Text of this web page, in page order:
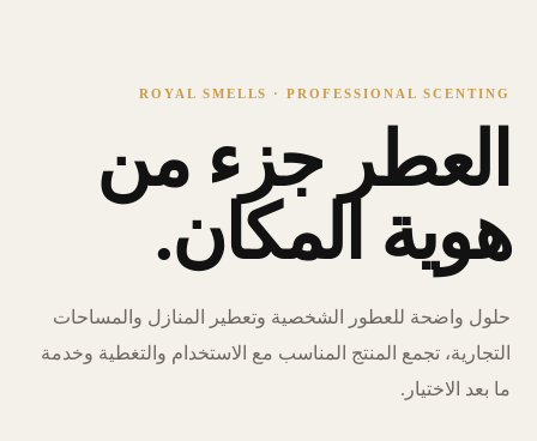
ROYAL SMELLS · PROFESSIONAL SCENTING
العطر جزء من
هوية المكان.
حلول واضحة للعطور الشخصية وتعطير المنازل والمساحات
التجارية، تجمع المنتج المناسب مع الاستخدام والتغطية وخدمة
ما بعد الاختيار.